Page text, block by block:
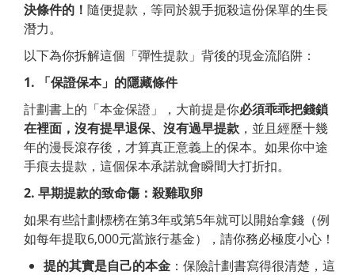
決條件的！ 隨便提款，等同於親手扼殺這份保單的生長
潛力。
以下為你拆解這個「彈性提款」背後的現金流陷阱：
1.
「保證保本」的隱藏條件
計劃書上的「本金保證」，大前提是你必須乖乖把錢鎖
在裡面，沒有提早退保、沒有過早提款 ，並且經歷十幾
年的漫長滾存後，才算真正意義上的保本。如果你中途
手痕去提款，這個保本承諾就會瞬間大打折扣。
2. 早期提款的致命傷：殺雞取卵
如果有些計劃標榜在第3年或第5年就可以開始拿錢（例
如每年提取6,000元當旅行基金），請你務必極度小心！
提的其實是自己的本金 ：保險計劃書寫得很清楚，這